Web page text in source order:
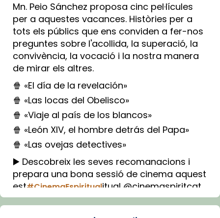
Mn. Peio Sánchez proposa cinc pel·lícules
per a aquestes vacances. Històries per a
tots els públics que ens conviden a fer-nos
preguntes sobre l'acollida, la superació, la
convivència, la vocació i la nostra manera
de mirar els altres.
🍿 «El día de la revelación»
🍿 «Las locas del Obelisco»
🍿 «Viaje al país de los blancos»
🍿 «León XIV, el hombre detrás del Papa»
🍿 «Las ovejas detectives»
▶️ Descobreix les seves recomanacions i
prepara una bona sessió de cinema aquest
est#CinemaEspiritualitual @cinemaspiritcat
Imatge: Generada amb IA (OpenAI)